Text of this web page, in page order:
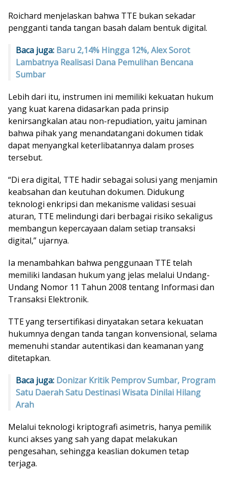
Roichard menjelaskan bahwa TTE bukan sekadar
pengganti tanda tangan basah dalam bentuk digital.
Baca juga: Baru 2,14% Hingga 12%, Alex Sorot
Lambatnya Realisasi Dana Pemulihan Bencana
Sumbar
Lebih dari itu, instrumen ini memiliki kekuatan hukum
yang kuat karena didasarkan pada prinsip
kenirsangkalan atau non-repudiation, yaitu jaminan
bahwa pihak yang menandatangani dokumen tidak
dapat menyangkal keterlibatannya dalam proses
tersebut.
“Di era digital, TTE hadir sebagai solusi yang menjamin
keabsahan dan keutuhan dokumen. Didukung
teknologi enkripsi dan mekanisme validasi sesuai
aturan, TTE melindungi dari berbagai risiko sekaligus
membangun kepercayaan dalam setiap transaksi
digital,” ujarnya.
Ia menambahkan bahwa penggunaan TTE telah
memiliki landasan hukum yang jelas melalui Undang-
Undang Nomor 11 Tahun 2008 tentang Informasi dan
Transaksi Elektronik.
TTE yang tersertifikasi dinyatakan setara kekuatan
hukumnya dengan tanda tangan konvensional, selama
memenuhi standar autentikasi dan keamanan yang
ditetapkan.
Baca juga: Donizar Kritik Pemprov Sumbar, Program
Satu Daerah Satu Destinasi Wisata Dinilai Hilang
Arah
Melalui teknologi kriptografi asimetris, hanya pemilik
kunci akses yang sah yang dapat melakukan
pengesahan, sehingga keaslian dokumen tetap
terjaga.